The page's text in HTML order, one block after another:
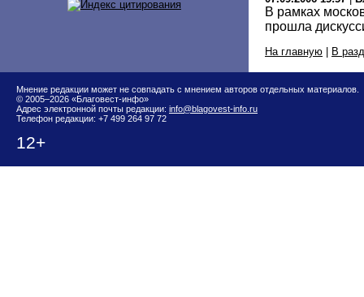
В рамках
прошла
На главную В
Мнение редакции может не совпадать с мнением авторов отдельных материалов.
© 2005–2026 «Благовест-инфо»
Адрес электронной почты редакции: info@blagovest-info.ru
Телефон редакции: +7 499 264 97 72
12+